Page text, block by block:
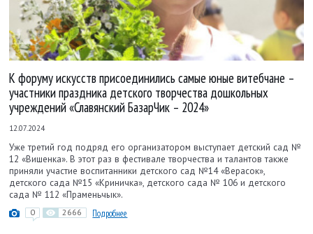
К форуму искусств присоединились самые юные витебчане –
участники праздника детского творчества дошкольных
учреждений «Славянский БазарЧик – 2024»
12.07.2024
Уже третий год подряд его организатором выступает детский сад №
12 «Вишенка». В этот раз в фестивале творчества и талантов также
приняли участие воспитанники детского сад №14 «Верасок»,
детского сада №15 «Криничка», детского сада № 106 и детского
сада № 112 «Праменьчык».
0 2666 Подробнее